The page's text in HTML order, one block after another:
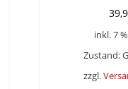
inkl. 7
Zustand:
zzgl.